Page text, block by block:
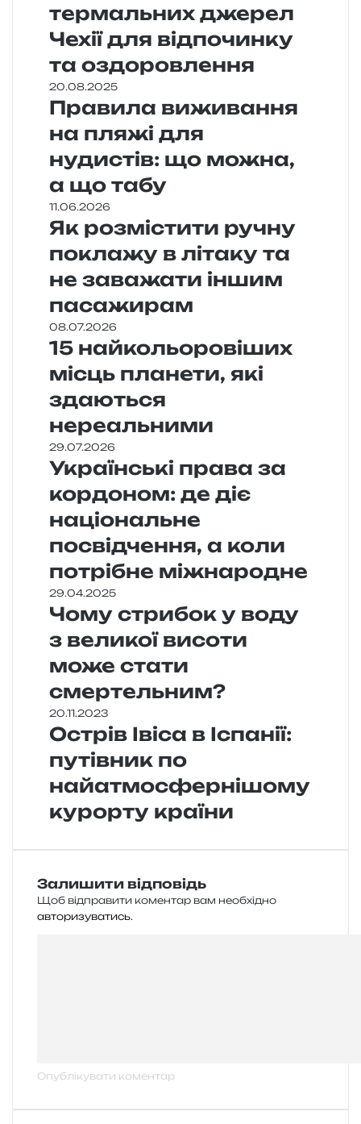
термальних джерел
Чехії для відпочинку
та оздоровлення
20.08.2025
Правила виживання
на пляжі для
нудистів: що можна,
а що табу
11.06.2026
Як розмістити ручну
поклажу в літаку та
не заважати іншим
пасажирам
08.07.2026
15 найкольоровіших
місць планети, які
здаються
нереальними
29.07.2026
Українські права за
кордоном: де діє
національне
посвідчення, а коли
потрібне міжнародне
29.04.2025
Чому стрибок у воду
з великої висоти
може стати
смертельним?
20.11.2023
Острів Івіса в Іспанії:
путівник по
найатмосфернішому
курорту країни
Залишити відповідь
Щоб відправити коментар вам необхідно
авторизуватись.